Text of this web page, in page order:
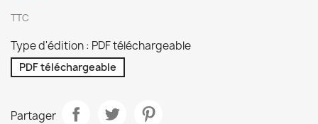
TTC
Type d'édition : PDF téléchargeable
PDF téléchargeable
Partager